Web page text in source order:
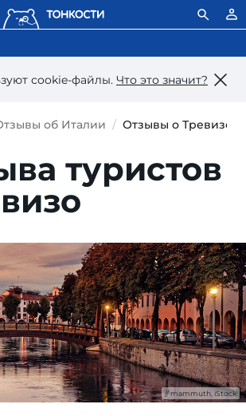
сookie-файлы. Что это значит?
об Италии Отзывы о Тревизо
туристов
mammuth, iStock